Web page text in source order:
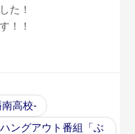
た！
！！
高校-
ングアウト番組「ぶ